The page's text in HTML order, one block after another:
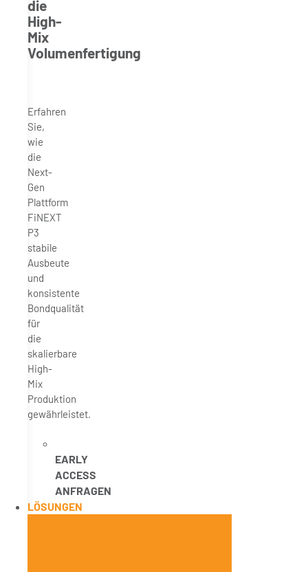
die
High-
Mix
Volumenfertigung
Erfahren
Sie,
wie
die
Next-
Gen
Plattform
FiNEXT
P3
stabile
Ausbeute
und
konsistente
Bondqualität
für
die
skalierbare
High-
Mix
Produktion
gewährleistet.
EARLY
ACCESS
ANFRAGEN
LÖSUNGEN